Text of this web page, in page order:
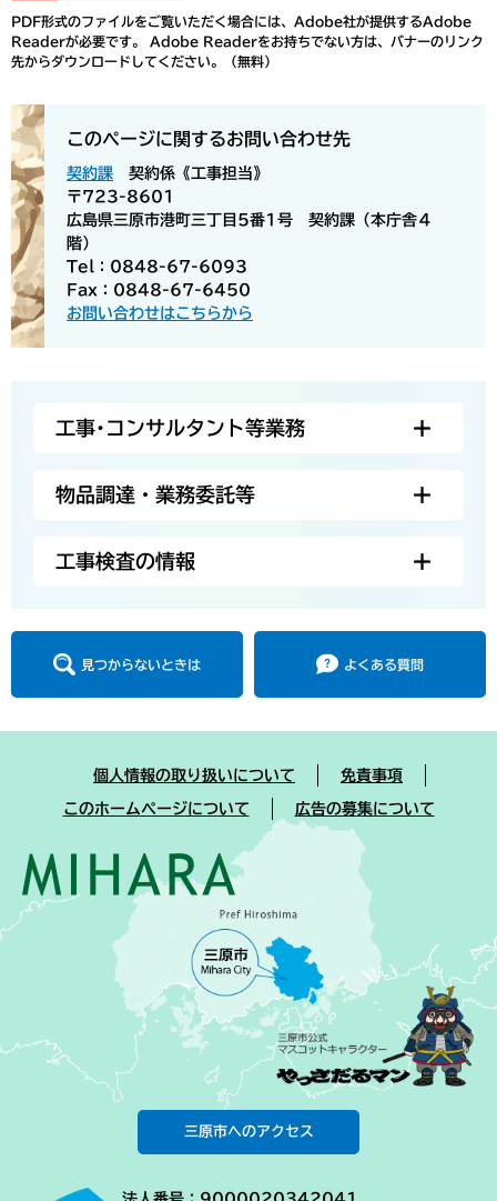
PDF形式のファイルをご覧いただく場合には、Adobe社が提供するAdobe
Readerが必要です。
Adobe Readerをお持ちでない方は、バナーのリンク
先からダウンロードしてください。（無料）
このページに関するお問い合わせ先
契約課
契約係《工事担当》
〒723-8601
広島県三原市港町三丁目5番1号 契約課（本庁舎４
階）
Tel：0848-67-6093
Fax：0848-67-6450
お問い合わせはこちらから
工事･コンサルタント等業務
物品調達・業務委託等
工事検査の情報
見つからないときは よくある質問
個人情報の取り扱いについて 免責事項
このホームページについて 広告の募集について
三原市へのアクセス